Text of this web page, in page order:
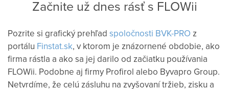
Začnite už dnes rásť s FLOWii
Pozrite si grafický prehľad spoločnosti BVK-PRO z
portálu Finstat.sk, v ktorom je znázornené obdobie, ako
firma rástla a ako sa jej darilo od začiatku používania
FLOWii. Podobne aj firmy Profirol alebo Byvapro Group.
Netvrdíme, že celú zásluhu na zvyšovaní tržieb, zisku a